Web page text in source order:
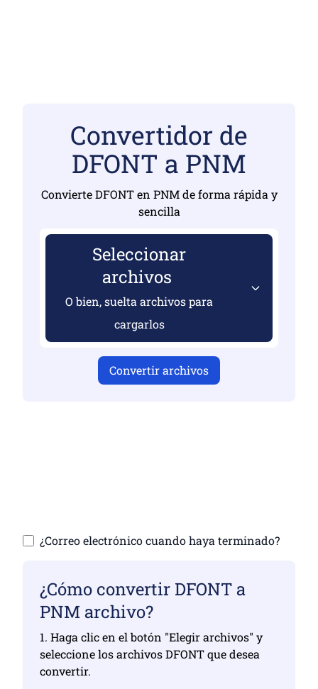
Convertidor de
DFONT a PNM
Convierte DFONT en PNM de forma rápida y
sencilla
Seleccionar
archivos
O bien, suelta archivos para
cargarlos
Convertir archivos
¿Correo electrónico cuando haya terminado?
¿Cómo convertir DFONT a
PNM archivo?
1. Haga clic en el botón "Elegir archivos" y
seleccione los archivos DFONT que desea
convertir.